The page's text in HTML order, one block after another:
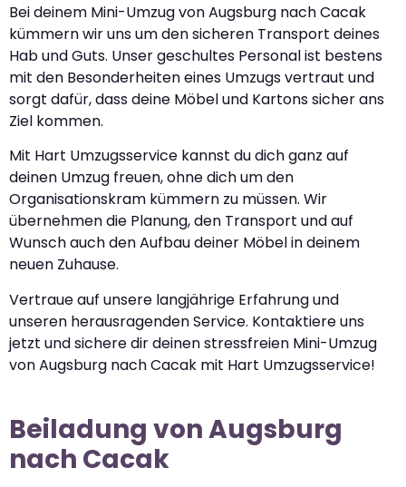
Bei deinem Mini-Umzug von Augsburg nach Cacak
kümmern wir uns um den sicheren Transport deines
Hab und Guts. Unser geschultes Personal ist bestens
mit den Besonderheiten eines Umzugs vertraut und
sorgt dafür, dass deine Möbel und Kartons sicher ans
Ziel kommen.
Mit Hart Umzugsservice kannst du dich ganz auf
deinen Umzug freuen, ohne dich um den
Organisationskram kümmern zu müssen. Wir
übernehmen die Planung, den Transport und auf
Wunsch auch den Aufbau deiner Möbel in deinem
neuen Zuhause.
Vertraue auf unsere langjährige Erfahrung und
unseren herausragenden Service. Kontaktiere uns
jetzt und sichere dir deinen stressfreien Mini-Umzug
von Augsburg nach Cacak mit Hart Umzugsservice!
Beiladung von Augsburg
nach Cacak